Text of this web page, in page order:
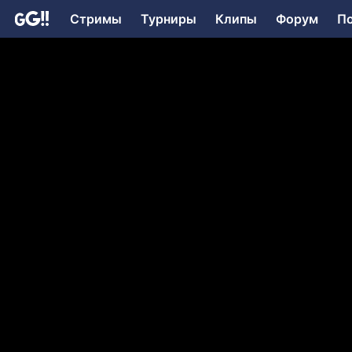
Стримы Турниры Клипы Форум